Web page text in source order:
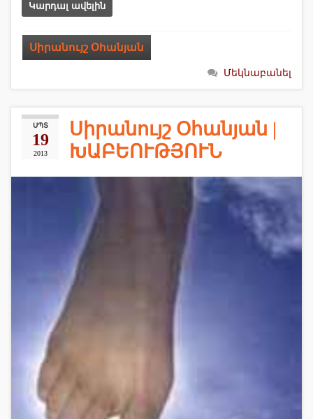
Կարդալ ավելին
Սիրանույշ Օհանյան
Մեկնաբանել
ՍՊՏ
19
2013
Սիրանույշ Օհանյան |
ԽԱԲԵՈՒԹՅՈՒՆ